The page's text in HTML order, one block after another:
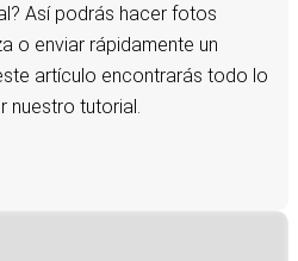
Así podrás hacer fotos
o enviar rápidamente un
artículo encontrarás todo lo
nuestro tutorial.